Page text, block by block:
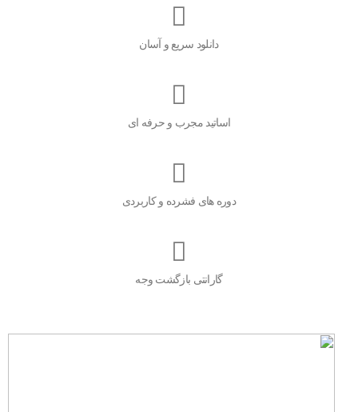
دانلود سریع و آسان
اساتید مجرب و حرفه ای
دوره های فشرده و کاربردی
گارانتی بازگشت وجه